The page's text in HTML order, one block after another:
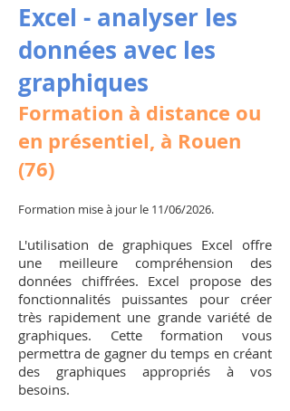
Excel - analyser les
données avec les
graphiques
Formation à distance ou
en présentiel, à Rouen
(76)
Formation mise à jour le 11/06/2026.
L'utilisation de graphiques Excel offre
une meilleure compréhension des
données chiffrées. Excel propose des
fonctionnalités puissantes pour créer
très rapidement une grande variété de
graphiques. Cette formation vous
permettra de gagner du temps en créant
des graphiques appropriés à vos
besoins.